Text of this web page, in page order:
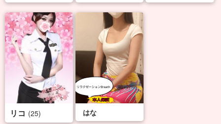
リコ (25) はな